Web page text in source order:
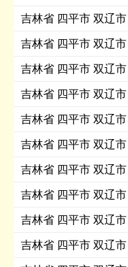
吉林省 四平市 双辽
吉林省 四平市 双辽
吉林省 四平市 双辽
吉林省 四平市 双辽
吉林省 四平市 双辽
吉林省 四平市 双辽
吉林省 四平市 双辽
吉林省 四平市 双辽
吉林省 四平市 双辽
吉林省 四平市 双辽